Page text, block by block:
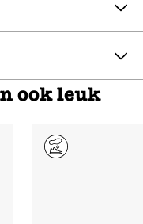
ook leuk